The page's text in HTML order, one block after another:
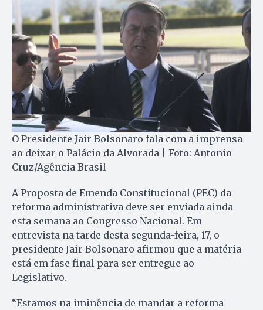
O Presidente Jair Bolsonaro fala com a imprensa
ao deixar o Palácio da Alvorada | Foto: Antonio
Cruz/Agência Brasil
A Proposta de Emenda Constitucional (PEC) da
reforma administrativa deve ser enviada ainda
esta semana ao Congresso Nacional. Em
entrevista na tarde desta segunda-feira, 17, o
presidente Jair Bolsonaro afirmou que a matéria
está em fase final para ser entregue ao
Legislativo.
“Estamos na iminência de mandar a reforma